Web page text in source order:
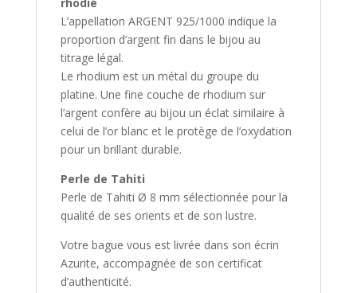
L’appellation ARGENT 925/1000 indique la
proportion d’argent fin dans le bijou au
titrage légal.
Le rhodium est un métal du groupe du
platine. Une fine couche de rhodium sur
l’argent confère au bijou un éclat similaire à
celui de l’or blanc et le protège de l’oxydation
pour un brillant durable.
Perle de Tahiti
Perle de Tahiti Ø 8 mm sélectionnée pour la
qualité de ses orients et de son lustre.
Votre bague vous est livrée dans son écrin
Azurite, accompagnée de son certificat
d’authenticité.